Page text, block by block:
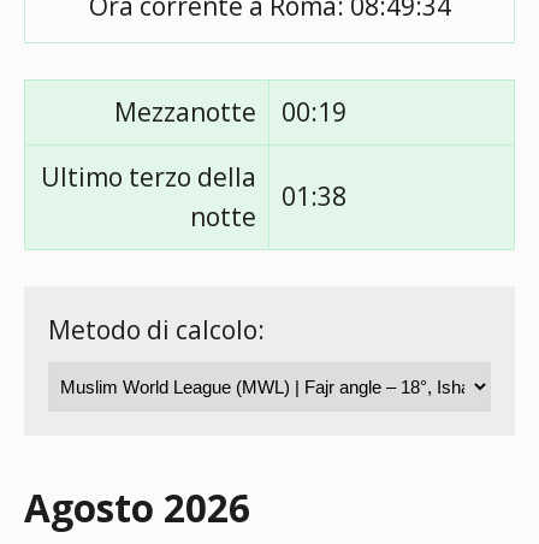
Mezzanotte
00:19
Ultimo terzo della
notte
01:38
Metodo di calcolo:
Agosto 2026